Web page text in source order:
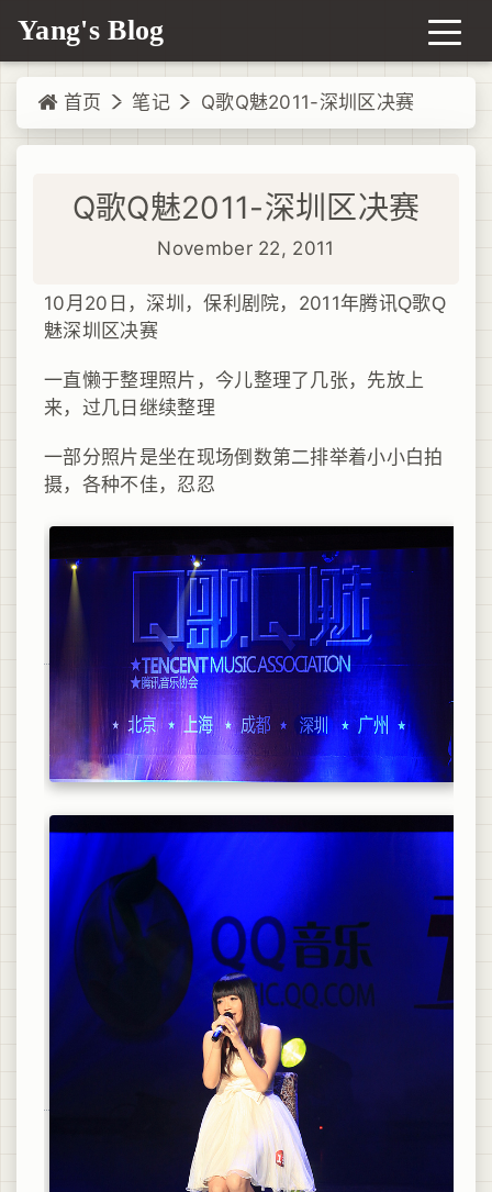
Yang's Blog
首页 笔记 Q歌Q魅2011-深圳区决赛
Q歌Q魅2011-深圳区决赛
November 22, 2011
10月20日，深圳，保利剧院，2011年腾讯Q歌Q
魅深圳区决赛
一直懒于整理照片，今儿整理了几张，先放上
来，过几日继续整理
一部分照片是坐在现场倒数第二排举着小小白拍
摄，各种不佳，忍忍